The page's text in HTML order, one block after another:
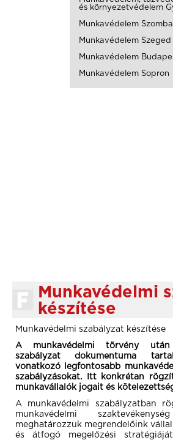
és környezetvédelem
Munkavédelem
Munkavédelem Szeged
Munkavédelem
Munkavédelem Sopron
Munkavédelmi
készítése
Munkavédelmi szabályzat készítése
A munkavédelmi törvény után
szabályzat dokumentuma
vonatkozó legfontosabb
szabályzásokat. Itt konkrétan
munkavállalók jogait és
A munkavédelmi szabályzatban
munkavédelmi
meghatározzuk megrendelőink
és átfogó megelőzési